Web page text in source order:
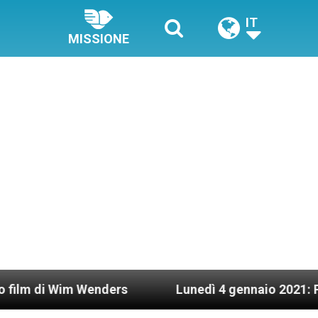
MISSIONE
IT
Wenders Lunedì 4 gennaio 2021: Possesso